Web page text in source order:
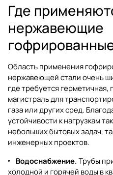
Где
нержавеющие
Область применения
нержавеющей стали очень
где требуется герметичная,
магистраль для
газа или других сред.
устойчивости к нагрузкам
небольших бытовых задач,
инженерных проектов.
Водоснабжение.Трубы
холодной и горячей воды в